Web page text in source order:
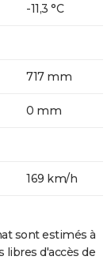
-11,3 °C
717 mm
0 mm
169 km/h
sont estimés à
libres d'accès de